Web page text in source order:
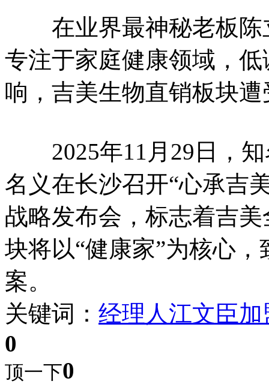
在业界最神秘老板陈
专注于家庭健康领域，
响，吉美生物直销板块
2025年11月29日，知
名义在长沙召开“心承吉
战略发布会，标志着吉
块将以“健康家”为核心
案。
关键词： 经理人江文臣加
0
顶一下0